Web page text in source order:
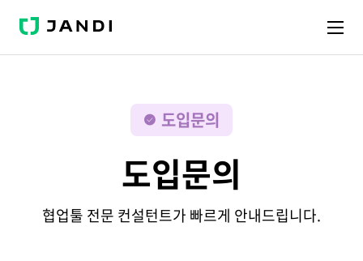
J
N
도입문의
도입문의
협업툴 전문 컨설턴트가 빠르게 안내드립니다.